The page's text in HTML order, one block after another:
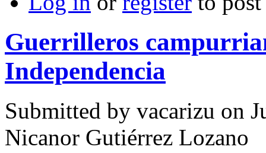
Guerrilleros
Independencia
Submitted by vacarizu on
Nicanor Gutiérrez Lozano